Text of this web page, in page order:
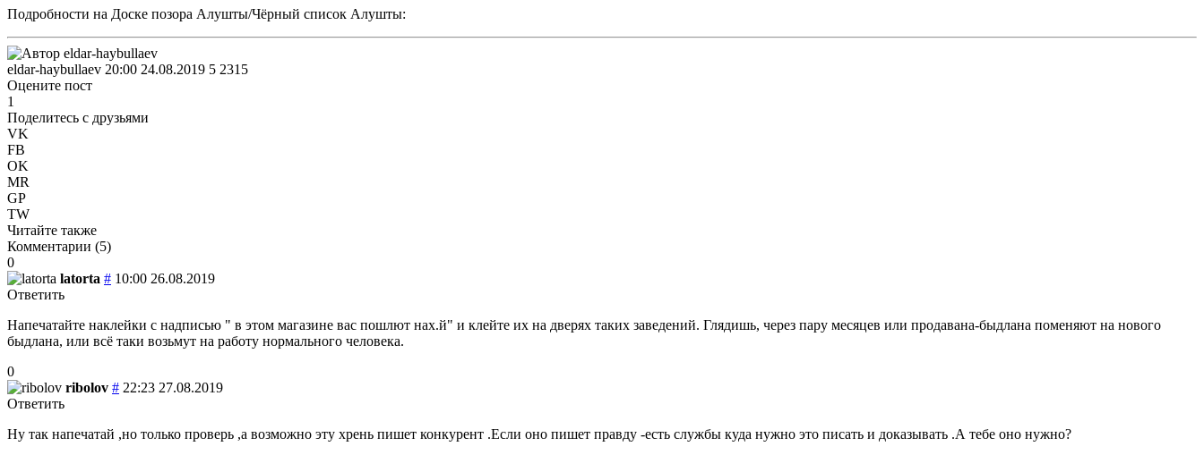
Подробности на Доске позора Алушты/Чёрный список Алушты:
eldar-haybullaev 20:00 24.08.2019 5 2315
Оцените пост
1
Поделитесь с друзьями
VK
FB
OK
MR
GP
TW
Читайте также
Комментарии (5)
0
latorta # 10:00 26.08.2019
Ответить
Напечатайте наклейки с надписью " в этом магазине вас пошлют нах.й" и клейте их на дверях таких заведений. Глядишь, через пару месяцев или продавана-быдлана поменяют на нового
быдлана, или всё таки возьмут на работу нормального человека.
0
ribolov # 22:23 27.08.2019
Ответить
Ну так напечатай ,но только проверь ,а возможно эту хрень пишет конкурент .Если оно пишет правду -есть службы куда нужно это писать и доказывать .А тебе оно нужно?